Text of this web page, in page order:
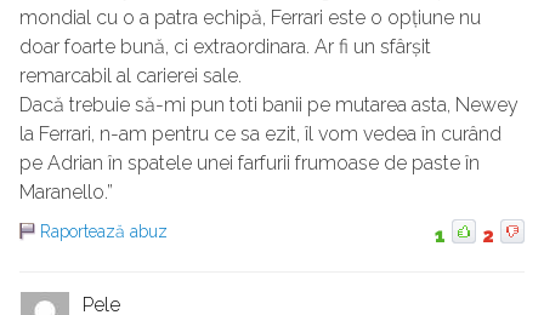
mondial cu o a patra echipă, Ferrari este o opțiune nu
doar foarte bună, ci extraordinara. Ar fi un sfârșit
remarcabil al carierei sale.
Dacă trebuie să-mi pun toti banii pe mutarea asta, Newey
la Ferrari, n-am pentru ce sa ezit, îl vom vedea în curând
pe Adrian în spatele unei farfurii frumoase de paste în
Maranello.”
Raportează abuz 1 2
Pele